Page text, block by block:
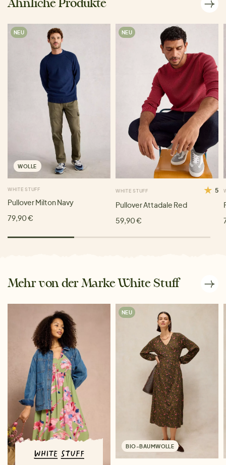
Ähnliche Produkte
NEU
WOLLE
WHITE STUFF
Pullover Milton Navy
79,90 €
NEU
WHITE STUFF 5
Pullover Attadale Red
59,90 €
Mehr von der Marke White Stuff
NEU
BIO-BAUMWOLLE